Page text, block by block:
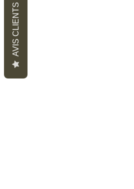
AVIS CLIENTS